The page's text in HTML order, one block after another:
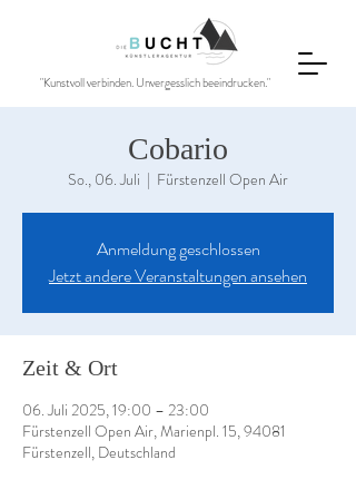
"Kunstvoll verbinden. Unvergesslich beeindrucken."
Cobario
So., 06. Juli
  |
Fürstenzell Open Air
Anmeldung geschlossen
Jetzt andere Veranstaltungen ansehen
Zeit & Ort
06. Juli 2025, 19:00 – 23:00
Fürstenzell Open Air, Marienpl. 15, 94081
Fürstenzell, Deutschland